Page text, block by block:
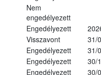
Nem
engedélyezett
Engedélyezett
Visszavont
31/
Engedélyezett
31/
Engedélyezett
30/
Engedélyezett
30/